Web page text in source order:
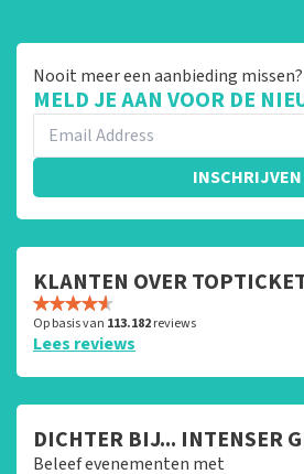
Nooit meer een aanbieding missen?
MELD JE AAN VOOR DE
INSCHRIJVEN
KLANTEN OVER
Op basis van 113.182reviews
Lees reviews
DICHTER BIJ... INTENSER
Beleef evenementen met